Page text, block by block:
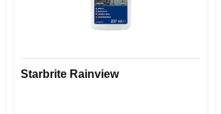
Starbrite Rainview